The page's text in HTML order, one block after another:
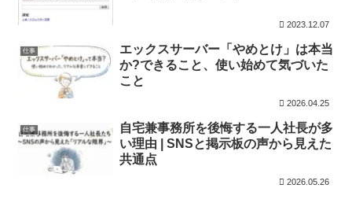
2023.12.07
仕事
エックスサーバー「やめとけ」は本当
か?できること、使い始めて気づいた
こと
2026.04.25
仕事
自宅兼事務所を後悔する一人社長が多
い理由 | SNSと掲示板の声から見えた
共通点
2026.05.26